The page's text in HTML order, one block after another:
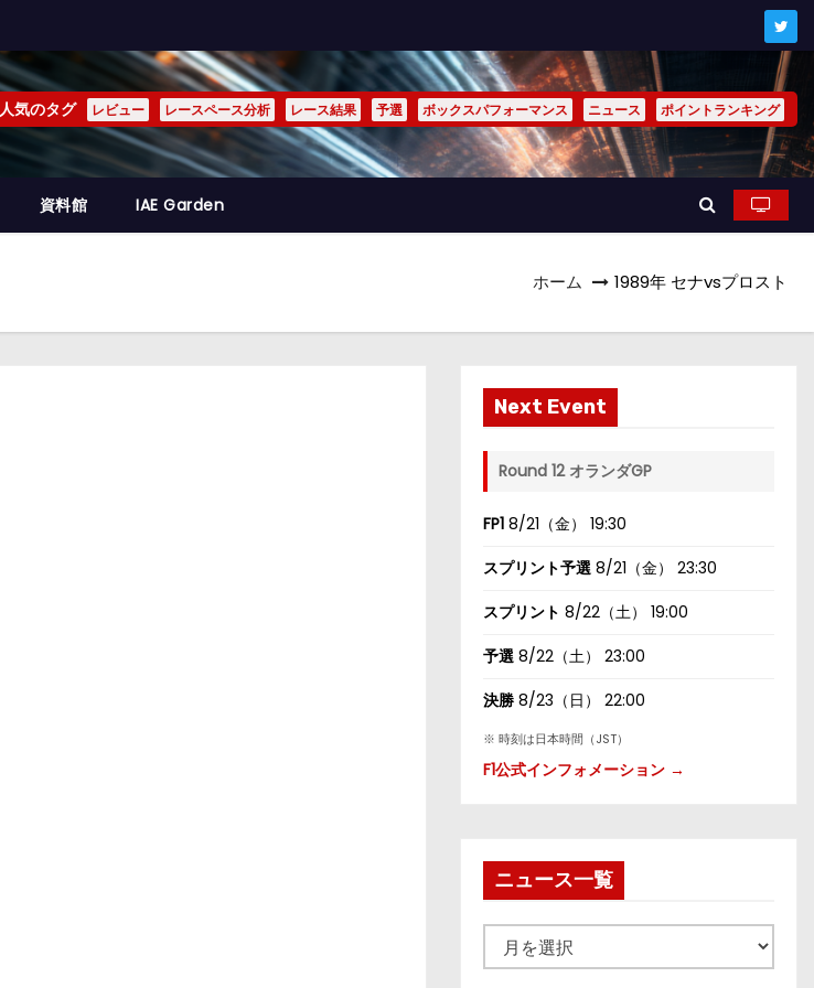
人気のタグ レビュー レースペース分析 レース結果 予選 ボックスパフォーマンス ニュース ポイントランキング
資料館 IAE Garden
ホーム 1989年 セナvsプロスト
Next Event
Round 12 オランダGP
FP1 8/21（金） 19:30
スプリント予選 8/21（金） 23:30
スプリント 8/22（土） 19:00
予選 8/22（土） 23:00
決勝 8/23（日） 22:00
※ 時刻は日本時間（JST）
F1公式インフォメーション →
ニュース一覧
ュ